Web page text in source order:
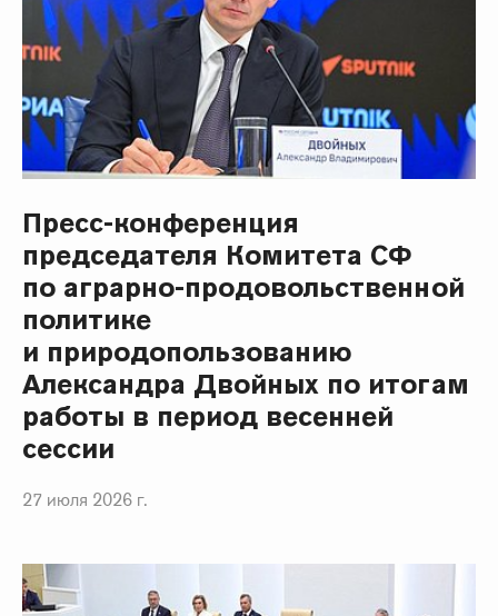
Пресс-конференция
председателя Комитета СФ
по аграрно-продовольственной
политике
и природопользованию
Александра Двойных по итогам
работы в период весенней
сессии
27 июля 2026 г.